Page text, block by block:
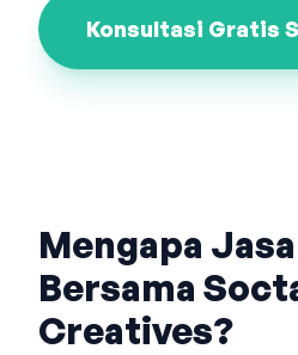
Konsultasi Gratis
Mengapa Jasa
Bersama
Creatives?